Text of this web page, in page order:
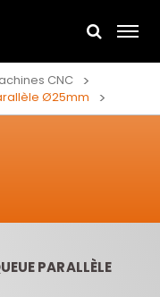
CNC
Ø25mm
PARALLÈLE